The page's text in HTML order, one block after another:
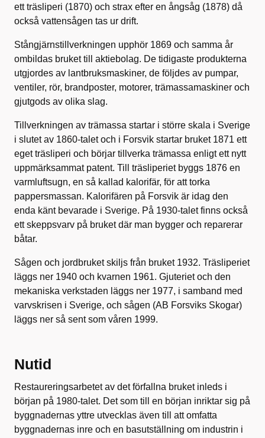
ett träsliperi (1870) och strax efter en ångsåg (1878) då
också vattensågen tas ur drift.
Stångjärnstillverkningen upphör 1869 och samma år
ombildas bruket till aktiebolag. De tidigaste produkterna
utgjordes av lantbruksmaskiner, de följdes av pumpar,
ventiler, rör, brandposter, motorer, trämassamaskiner och
gjutgods av olika slag.
Tillverkningen av trämassa startar i större skala i Sverige
i slutet av 1860-talet och i Forsvik startar bruket 1871 ett
eget träsliperi och börjar tillverka trämassa enligt ett nytt
uppmärksammat patent. Till träsliperiet byggs 1876 en
varmluftsugn, en så kallad kalorifär, för att torka
pappersmassan. Kalorifären på Forsvik är idag den
enda känt bevarade i Sverige. På 1930-talet finns också
ett skeppsvarv på bruket där man bygger och reparerar
båtar.
Sågen och jordbruket skiljs från bruket 1932. Träsliperiet
läggs ner 1940 och kvarnen 1961. Gjuteriet och den
mekaniska verkstaden läggs ner 1977, i samband med
varvskrisen i Sverige, och sågen (AB Forsviks Skogar)
läggs ner så sent som våren 1999.
Nutid
Restaureringsarbetet av det förfallna bruket inleds i
början på 1980-talet. Det som till en början inriktar sig på
byggnadernas yttre utvecklas även till att omfatta
byggnadernas inre och en basutställning om industrin i